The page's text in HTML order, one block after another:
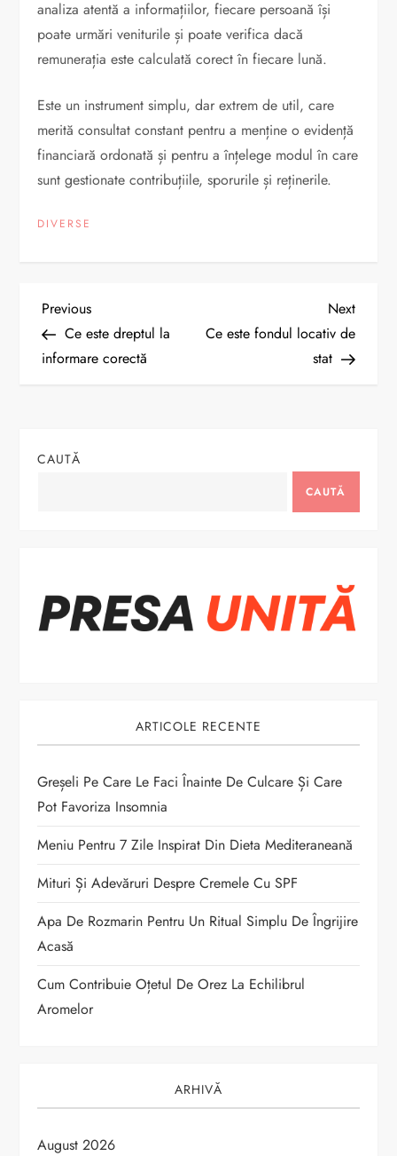
analiza atentă a informațiilor, fiecare persoană își
poate urmări veniturile și poate verifica dacă
remunerația este calculată corect în fiecare lună.
Este un instrument simplu, dar extrem de util, care
merită consultat constant pentru a menține o evidență
financiară ordonată și pentru a înțelege modul în care
sunt gestionate contribuțiile, sporurile și reținerile.
DIVERSE
N
a
e
a
r
t
i
c
o
l
e
Previous
Post
Previous
Ce este dreptul la
informare corectă
Next
Post
Next
Ce este fondul locativ de
stat
CAUTĂ
CAUTĂ
ARTICOLE RECENTE
Greșeli Pe Care Le Faci Înainte De Culcare Și Care
Pot Favoriza Insomnia
Meniu Pentru 7 Zile Inspirat Din Dieta Mediteraneană
Mituri Și Adevăruri Despre Cremele Cu SPF
Apa De Rozmarin Pentru Un Ritual Simplu De Îngrijire
Acasă
Cum Contribuie Oțetul De Orez La Echilibrul
Aromelor
ARHIVĂ
August 2026